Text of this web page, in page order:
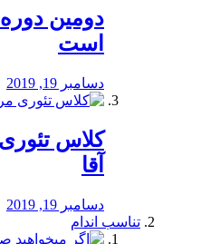
دومین دوره
است
دسامبر 19, 2019
آقا
دسامبر 19, 2019
تناسب اندام